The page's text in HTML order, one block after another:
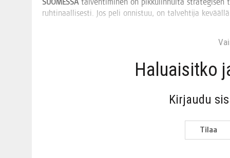
SUO­MES­SAtal­veh­ti­mi­nen on pik­ku­lin­nul­ta stra­te­gi­sen
ruh­ti­naal­li­ses­ti. Jos peli onnis­tuu, on tal­veh­ti­ja
Haluai­sit­ko
Kir­jau­du
Tilaa